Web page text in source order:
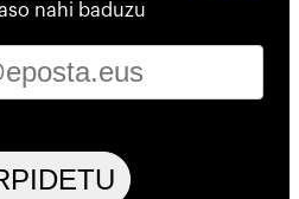
nahi baduzu